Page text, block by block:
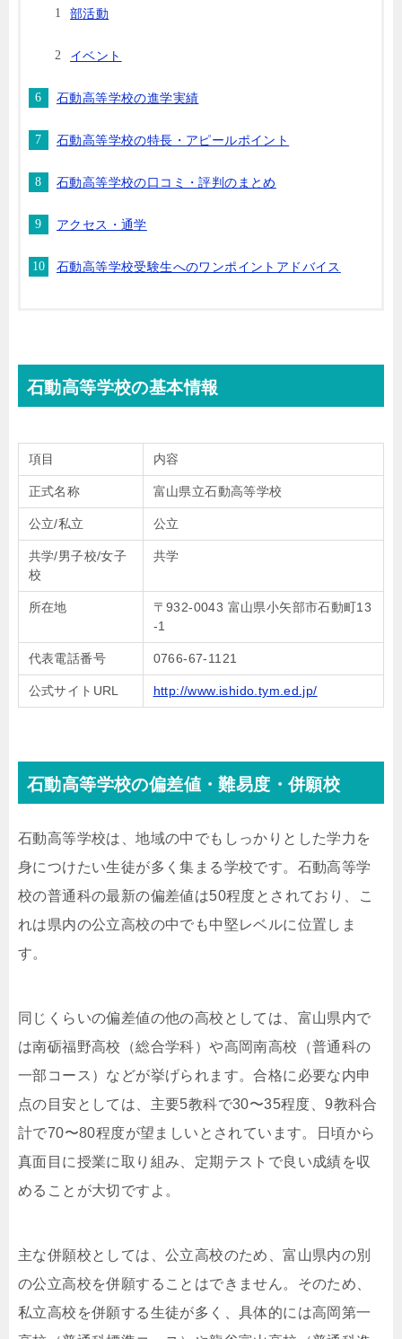
部活動
イベント
石動高等学校の進学実績
石動高等学校の特長・アピールポイント
石動高等学校の口コミ・評判のまとめ
アクセス・通学
石動高等学校受験生へのワンポイントアドバイス
石動高等学校の基本情報
項目 内容
正式名称 富山県立石動高等学校
公立/私立 公立
共学/男子校/女子
校
共学
所在地
〒932-0043 富山県小矢部市石動町13
-1
代表電話番号 0766-67-1121
公式サイトURL http://www.ishido.tym.ed.jp/
石動高等学校の偏差値・難易度・併願校
石動高等学校は、地域の中でもしっかりとした学力を
身につけたい生徒が多く集まる学校です。石動高等学
校の普通科の最新の偏差値は50程度とされており、こ
れは県内の公立高校の中でも中堅レベルに位置しま
す。
同じくらいの偏差値の他の高校としては、富山県内で
は南砺福野高校（総合学科）や高岡南高校（普通科の
一部コース）などが挙げられます。合格に必要な内申
点の目安としては、主要5教科で30〜35程度、9教科合
計で70〜80程度が望ましいとされています。日頃から
真面目に授業に取り組み、定期テストで良い成績を収
めることが大切ですよ。
主な併願校としては、公立高校のため、富山県内の別
の公立高校を併願することはできません。そのため、
私立高校を併願する生徒が多く、具体的には高岡第一